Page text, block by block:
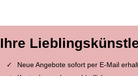
Ihre
Neue Angebote sofort per E-Mail